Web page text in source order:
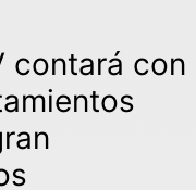
contará con